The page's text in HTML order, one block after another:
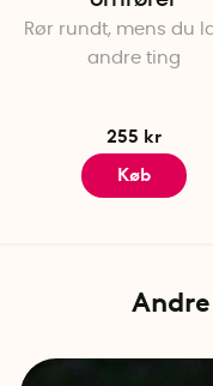
Rør rundt, mens du
andre ting
255 kr
Køb